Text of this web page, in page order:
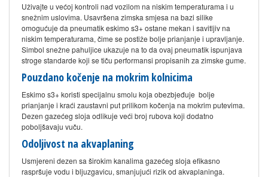
Uživajte u većoj kontroli nad vozilom na niskim temperaturama i u
snežnim uslovima. Usavršena zimska smjesa na bazi silike
omogućuje da pneumatik eskimo s3+ ostane mekan i savitljiv na
niskim temperaturama, čime se postiže bolje prianjanje i upravljanje.
Simbol snežne pahuljice ukazuje na to da ovaj pneumatik ispunjava
stroge standarde koji se tiču performansi propisanih za zimske gume.
Pouzdano kočenje na mokrim kolnicima
Eskimo s3+ koristi specijalnu smolu koja obezbjeđuje bolje
prianjanje i kraći zaustavni put prilikom kočenja na mokrim putevima.
Dezen gazećeg sloja odlikuje veći broj rubova koji dodatno
poboljšavaju vuču.
Odoljivost na akvaplaning
Usmjereni dezen sa širokim kanalima gazećeg sloja efikasno
raspršuje vodu i bljuzgavicu, smanjujući rizik od akvaplaninga.